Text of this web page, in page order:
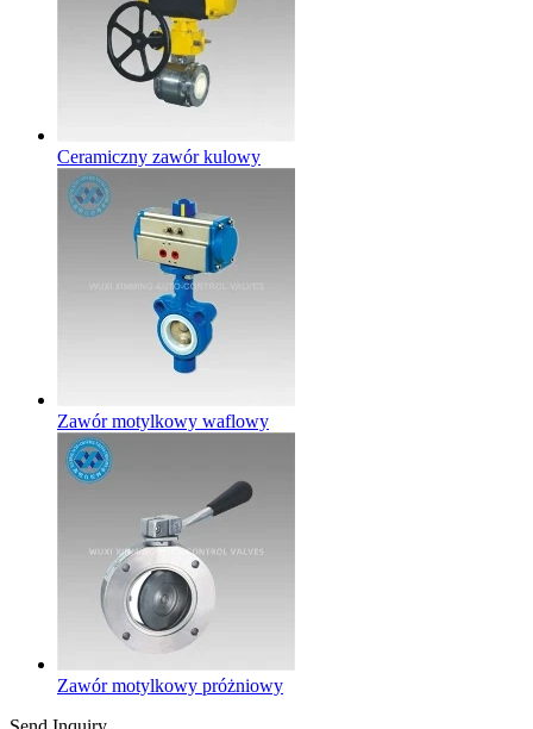
Ceramiczny zawór kulowy
Zawór motylkowy waflowy
Zawór motylkowy próżniowy